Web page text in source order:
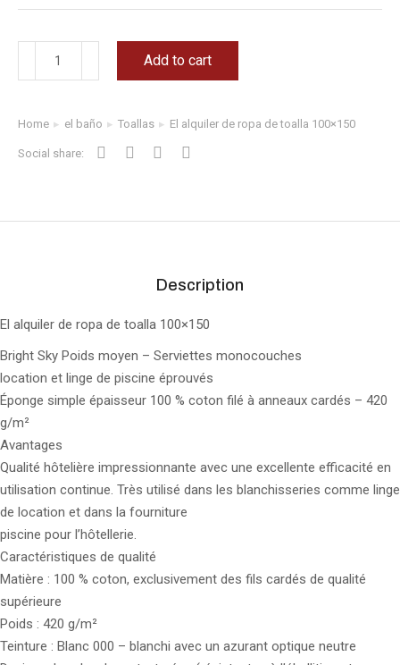
Add to cart
You are here:
Home el baño Toallas El alquiler de ropa de toalla 100×150
Social share:
Description
El alquiler de ropa de toalla 100×150
Bright Sky Poids moyen – Serviettes monocouches
location et linge de piscine éprouvés
Éponge simple épaisseur 100 % coton filé à anneaux cardés – 420
g/m²
Avantages
Qualité hôtelière impressionnante avec une excellente efficacité en
utilisation continue. Très utilisé dans les blanchisseries comme linge
de location et dans la fourniture
piscine pour l’hôtellerie.
Caractéristiques de qualité
Matière : 100 % coton, exclusivement des fils cardés de qualité
supérieure
Poids : 420 g/m²
Teinture : Blanc 000 – blanchi avec un azurant optique neutre